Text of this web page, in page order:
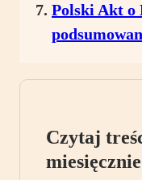
Polski Akt o
Czytaj